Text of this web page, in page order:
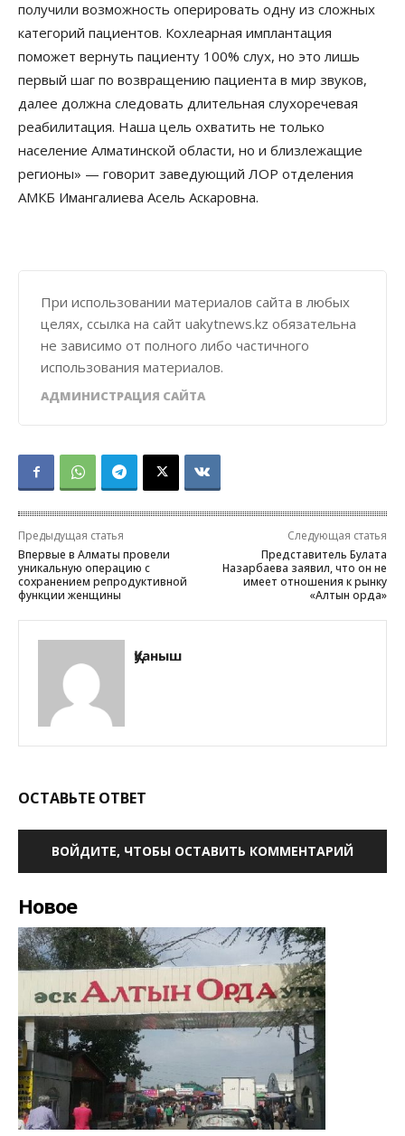
получили возможность оперировать одну из сложных
категорий пациентов. Кохлеарная имплантация
поможет вернуть пациенту 100% слух, но это лишь
первый шаг по возвращению пациента в мир звуков,
далее должна следовать длительная слухоречевая
реабилитация. Наша цель охватить не только
население Алматинской области, но и близлежащие
регионы» — говорит заведующий ЛОР отделения
АМКБ Имангалиева Асель Аскаровна.
При использовании материалов сайта в любых
целях, ссылка на сайт uakytnews.kz обязательна
не зависимо от полного либо частичного
использования материалов.
АДМИНИСТРАЦИЯ САЙТА
Предыдущая статья
Впервые в Алматы провели
уникальную операцию с
сохранением репродуктивной
функции женщины
Следующая статья
Представитель Булата
Назарбаева заявил, что он не
имеет отношения к рынку
«Алтын орда»
Қуаныш
ОСТАВЬТЕ ОТВЕТ
ВОЙДИТЕ, ЧТОБЫ ОСТАВИТЬ КОММЕНТАРИЙ
Новое